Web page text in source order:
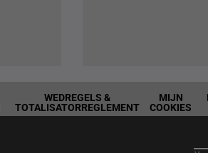
WEDREGELS &
TOTALISATORREGLEMENT
MIJN
COOKIES